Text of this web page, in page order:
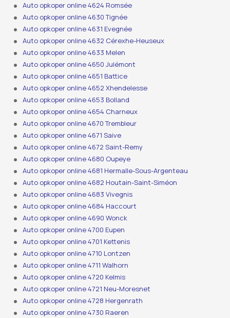
Auto opkoper online 4624 Romsée
Auto opkoper online 4630 Tignée
Auto opkoper online 4631 Evegnée
Auto opkoper online 4632 Cérexhe-Heuseux
Auto opkoper online 4633 Melen
Auto opkoper online 4650 Julémont
Auto opkoper online 4651 Battice
Auto opkoper online 4652 Xhendelesse
Auto opkoper online 4653 Bolland
Auto opkoper online 4654 Charneux
Auto opkoper online 4670 Trembleur
Auto opkoper online 4671 Saive
Auto opkoper online 4672 Saint-Remy
Auto opkoper online 4680 Oupeye
Auto opkoper online 4681 Hermalle-Sous-Argenteau
Auto opkoper online 4682 Houtain-Saint-Siméon
Auto opkoper online 4683 Vivegnis
Auto opkoper online 4684 Haccourt
Auto opkoper online 4690 Wonck
Auto opkoper online 4700 Eupen
Auto opkoper online 4701 Kettenis
Auto opkoper online 4710 Lontzen
Auto opkoper online 4711 Walhorn
Auto opkoper online 4720 Kelmis
Auto opkoper online 4721 Neu-Moresnet
Auto opkoper online 4728 Hergenrath
Auto opkoper online 4730 Raeren